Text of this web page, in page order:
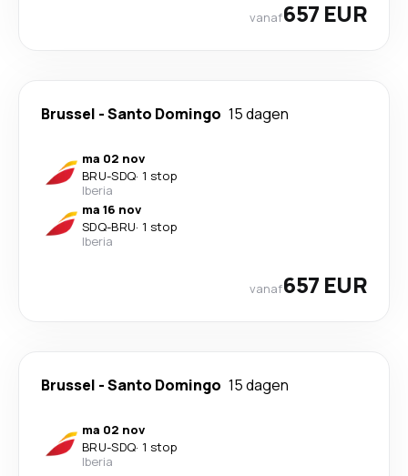
vanaf657 EUR
Brussel -Santo Domingo 15 dagen
ma 02 nov
BRU-SDQ· 1 stop
Iberia
ma 16 nov
SDQ-BRU· 1 stop
Iberia
vanaf657 EUR
Brussel -Santo Domingo 15 dagen
ma 02 nov
BRU-SDQ· 1 stop
Iberia